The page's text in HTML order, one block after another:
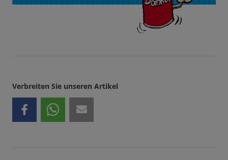
Verbreiten Sie unseren Artikel